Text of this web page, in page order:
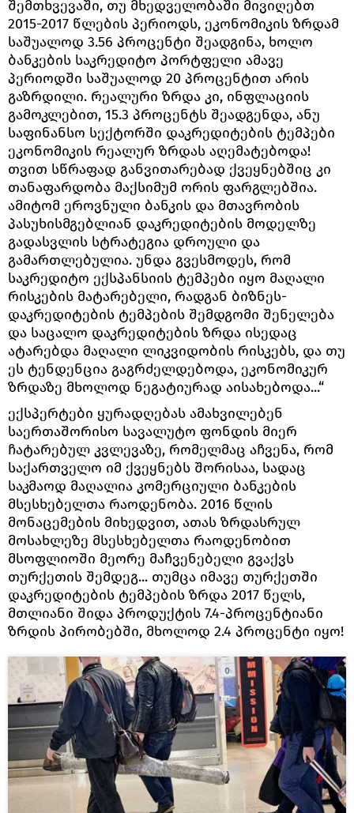
შემთხვევაში, თუ მხედველობაში მივიღებთ
2015-2017 წლების პერიოდს, ეკონომიკის ზრდამ
საშუალოდ 3.56 პროცენტი შეადგინა, ხოლო
ბანკების საკრედიტო პორტფელი ამავე
პერიოდში საშუალოდ 20 პროცენტით არის
გაზრდილი. რეალური ზრდა კი, ინფლაციის
გამოკლებით, 15.3 პროცენტს შეადგენდა, ანუ
საფინანსო სექტორში დაკრედიტების ტემპები
ეკონომიკის რეალურ ზრდას აღემატებოდა!
თვით სწრაფად განვითარებად ქვეყნებშიც კი
თანაფარდობა მაქსიმუმ ორის ფარგლებშია.
ამიტომ ეროვნული ბანკის და მთავრობის
პასუხისმგებლიან დაკრედიტების მოდელზე
გადასვლის სტრატეგია დროული და
გამართლებულია. უნდა გვესმოდეს, რომ
საკრედიტო ექსპანსიის ტემპები იყო მაღალი
რისკების მატარებელი, რადგან ბიზნეს-
დაკრედიტების ტემპების შემდგომი შენელება
და საცალო დაკრედიტების ზრდა ისედაც
ატარებდა მაღალი ლიკვიდობის რისკებს, და თუ
ეს ტენდენცია გაგრძელდებოდა, ეკონომიკურ
ზრდაზე მხოლოდ ნეგატიურად აისახებოდა...“
ექსპერტები ყურადღებას ამახვილებენ
საერთაშორისო სავალუტო ფონდის მიერ
ჩატარებულ კვლევაზე, რომელმაც აჩვენა, რომ
საქართველო იმ ქვეყნებს შორისაა, სადაც
საკმაოდ მაღალია კომერციული ბანკების
მსესხებელთა რაოდენობა. 2016 წლის
მონაცემების მიხედვით, ათას ზრდასრულ
მოსახლეზე მსესხებელთა რაოდენობით
მსოფლიოში მეორე მაჩვენებელი გვაქვს
თურქეთის შემდეგ... თუმცა იმავე თურქეთში
დაკრედიტების ტემპების ზრდა 2017 წელს,
მთლიანი შიდა პროდუქტის 7.4-პროცენტიანი
ზრდის პირობებში, მხოლოდ 2.4 პროცენტი იყო!